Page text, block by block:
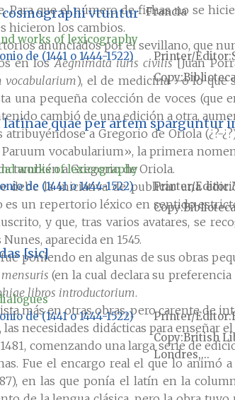
Para que el número de fichas no se
hicieron los cambios.
anunciados por el sevillano, que
en losAegnimata iuris civilis[Juan
vocabularium), el de medicina –o lo que
una pequeña colección de voces
cambió de una edición a otra,
atribuyéndose a Gregorio de Oriola (¿?-
vocabularium», la primera
también a Gregorio de Oriola.
debe la iniciativa de publicar una
un repertorio léxico en sentido
y que, tras varios avatares, se
aparecida en 1545.
poniendo en algunas de sus obras
(en la cual declara su
libros introductorium.
más en otras obras, pero carente de
las necesidades didácticas para enseñar
comenzando una larga serie de
Fue el encargo real el que lo animó
en las que ponía el latín en la
cosmographi vtuntur Francia
works of lexicography
de (1441 o 1444-1522) Printer/Editor
Copy
latinae quae per artem sparguntur
works of lexicography
de (1441 o 1444-1522) Printer/Editor
Copy
[sic]
de (1441 o 1444-1522) Printer/Editor
Copy British
Londres,...